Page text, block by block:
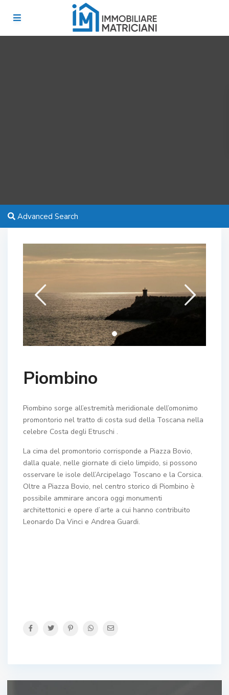
Advanced Search
Piombino
Piombino sorge all’estremità meridionale dell’omonimo
promontorio nel tratto di costa sud della Toscana nella
celebre Costa degli Etruschi .
La cima del promontorio corrisponde a Piazza Bovio,
dalla quale, nelle giornate di cielo limpido, si possono
osservare le isole dell’Arcipelago Toscano e la Corsica.
Oltre a Piazza Bovio, nel centro storico di Piombino è
possibile ammirare ancora oggi monumenti
architettonici e opere d’arte a cui hanno contribuito
Leonardo Da Vinci e Andrea Guardi.